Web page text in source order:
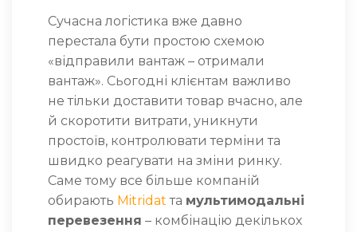
Сучасна логістика вже давно
перестала бути простою схемою
«відправили вантаж – отримали
вантаж». Сьогодні клієнтам важливо
не тільки доставити товар вчасно, але
й скоротити витрати, уникнути
простоїв, контролювати терміни та
швидко реагувати на зміни ринку.
Саме тому все більше компаній
обирають Mitridat та мультимодальні
перевезення – комбінацію декількох